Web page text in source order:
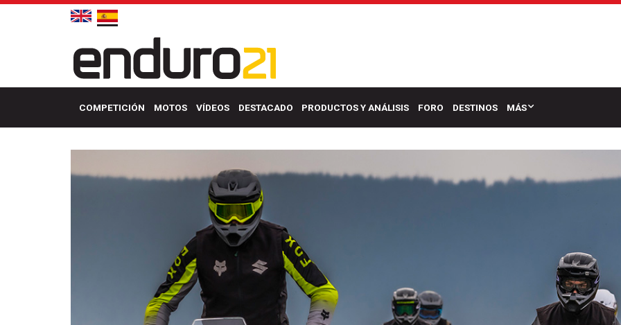
COMPETICIÓN MOTOS VÍDEOS DESTACADO PRODUCTOS Y ANÁLISIS FORO DESTINOS MÁS